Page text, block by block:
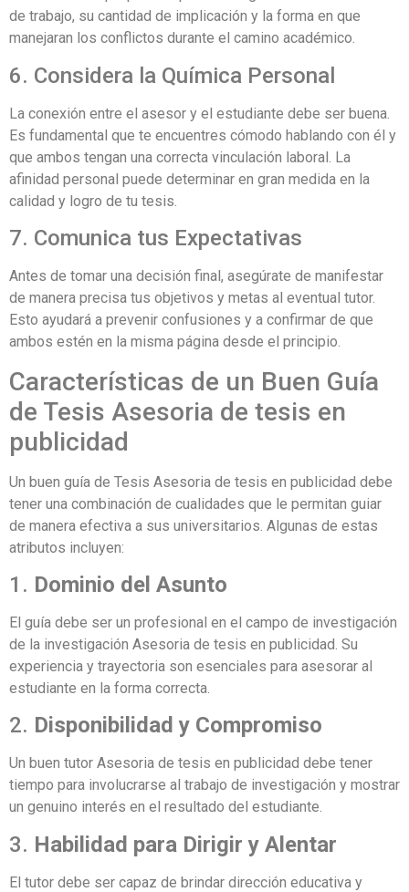
de trabajo, su cantidad de implicación y la forma en que
manejaran los conflictos durante el camino académico.
6. Considera la Química Personal
La conexión entre el asesor y el estudiante debe ser buena.
Es fundamental que te encuentres cómodo hablando con él y
que ambos tengan una correcta vinculación laboral. La
afinidad personal puede determinar en gran medida en la
calidad y logro de tu tesis.
7. Comunica tus Expectativas
Antes de tomar una decisión final, asegúrate de manifestar
de manera precisa tus objetivos y metas al eventual tutor.
Esto ayudará a prevenir confusiones y a confirmar de que
ambos estén en la misma página desde el principio.
Características de un Buen Guía
de Tesis Asesoria de tesis en
publicidad
Un buen guía de Tesis Asesoria de tesis en publicidad debe
tener una combinación de cualidades que le permitan guiar
de manera efectiva a sus universitarios. Algunas de estas
atributos incluyen:
1. Dominio del Asunto
El guía debe ser un profesional en el campo de investigación
de la investigación Asesoria de tesis en publicidad. Su
experiencia y trayectoria son esenciales para asesorar al
estudiante en la forma correcta.
2. Disponibilidad y Compromiso
Un buen tutor Asesoria de tesis en publicidad debe tener
tiempo para involucrarse al trabajo de investigación y mostrar
un genuino interés en el resultado del estudiante.
3. Habilidad para Dirigir y Alentar
El tutor debe ser capaz de brindar dirección educativa y